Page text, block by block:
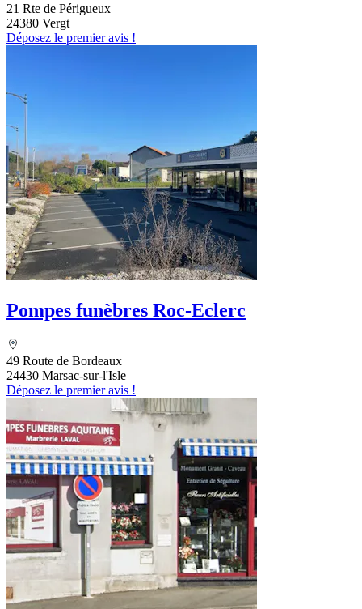
21 Rte de Périgueux
24380 Vergt
Déposez le premier avis !
Pompes funèbres Roc-Eclerc
49 Route de Bordeaux
24430 Marsac-sur-l'Isle
Déposez le premier avis !